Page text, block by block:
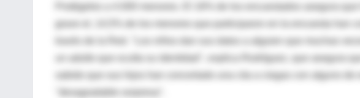
Protégeles a 4.000 menores. El 16% de los encuestados asegura
grave el, 14,5% de los menores que participaron en la encuesta han
través de la Red. "Los niños dan sus datos a alguien que muchas
un adulto que oculta su identidad", explica Rodríguez, que asegura
sabido que sus hijos han concertado una cita a ciegas con alguno de
"desagradable sorpresa".